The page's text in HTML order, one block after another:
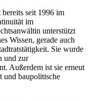
bereits seit 1996 im
im
unterstützt
Wissen, gerade auch
Sie wurde
und zur
Außerdem ist sie erneut
und baupolitische